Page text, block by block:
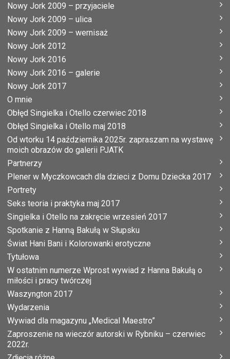
Nowy Jork 2009 – przyjaciele
Nowy Jork 2009 – ulica
Nowy Jork 2009 – wernisaż
Nowy Jork 2012
Nowy Jork 2016
Nowy Jork 2016 – galerie
Nowy Jork 2017
O mnie
Obłęd Singielka i Otello czerwiec 2018
Obłęd Singielka i Otello maj 2018
Od wtorku 14 października 2025r. zapraszam na wystawę
moich obrazów do galerii PJATK
Partnerzy
Plener w Myczkowcach dla dzieci z Domu Dziecka 2017
Portrety
Seks teoria i praktyka maj 2017
Singielka i Otello na zakręcie wrzesień 2017
Spotkanie z Hanną Bakułą w Słupsku
Świat Hani Bani i Kolorowanki erotyczne
Tytułowa
W ostatnim numerze Wprost wywiad z Hanna Bakułą o
miłości i pracy twórczej
Waszyngton 2017
Wydarzenia
Wywiad dla magazynu „Medical Maestro”
Zaproszenie na wieczór autorski w Rybniku – czerwiec
2022r.